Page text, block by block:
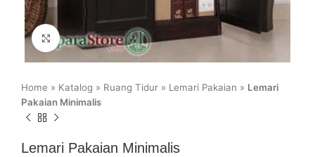
Click to enlarge
Home » Katalog » Ruang Tidur » Lemari Pakaian » Lemari
Pakaian Minimalis
Lemari Pakaian Minimalis